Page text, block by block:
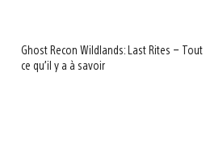
Ghost Recon Wildlands: Last Rites – Tout
ce qu’il y a à savoir